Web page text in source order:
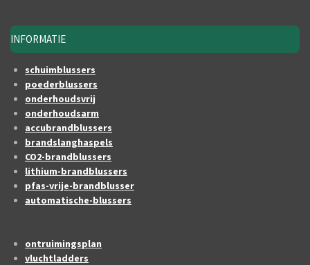
INFORMATIE
schuimblussers
poederblussers
onderhoudsvrij
onderhoudsarm
accubrandblussers
brandslanghaspels
CO2-brandblussers
lithium-brandblussers
pfas-vrije-brandblusser
automatische-blussers
ontruimingsplan
vluchtladders